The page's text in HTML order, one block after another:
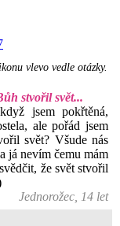
vlevo vedle otázky.
stvořil svět...
jsem pokřtěná,
ale pořád jsem
svět? Všude nás
já nevím čemu mám
že svět stvořil
Jednorožec, 14 let